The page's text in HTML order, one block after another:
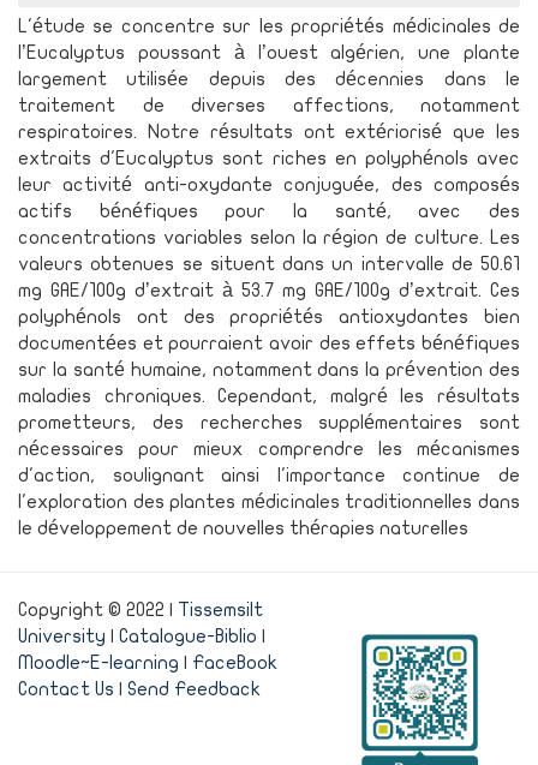
L'étude se concentre sur les propriétés médicinales de
l’Eucalyptus poussant à l’ouest algérien, une plante
largement utilisée depuis des décennies dans le
traitement de diverses affections, notamment
respiratoires. Notre résultats ont extériorisé que les
extraits d'Eucalyptus sont riches en polyphénols avec
leur activité anti-oxydante conjuguée, des composés
actifs bénéfiques pour la santé, avec des
concentrations variables selon la région de culture. Les
valeurs obtenues se situent dans un intervalle de 50.61
mg GAE/100g d’extrait à 53.7 mg GAE/100g d’extrait. Ces
polyphénols ont des propriétés antioxydantes bien
documentées et pourraient avoir des effets bénéfiques
sur la santé humaine, notamment dans la prévention des
maladies chroniques. Cependant, malgré les résultats
prometteurs, des recherches supplémentaires sont
nécessaires pour mieux comprendre les mécanismes
d'action, soulignant ainsi l'importance continue de
l'exploration des plantes médicinales traditionnelles dans
le développement de nouvelles thérapies naturelles
Copyright © 2022 | Tissemsilt
University
Catalogue-Biblio
Moodle~E-learning
FaceBook
Contact Us
Send Feedback